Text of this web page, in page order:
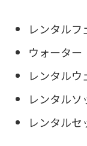
レンタルフ
ウォータ
レンタルウ
レンタルソ
レンタルセ